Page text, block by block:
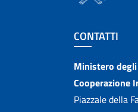
CONTATTI
Ministero
Cooperazione
Piazzale della